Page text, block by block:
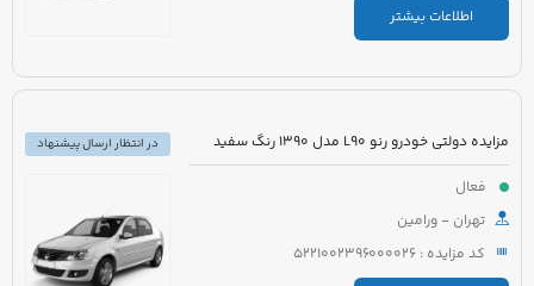
اطلاعات بیشتر
مزایده دولتی خودرو رنو L90 مدل 1390 رنگ سفید
فعال
تهران - ورامین
کد مزایده : 5221002396000026
در انتظار ارسال پیشنهاد